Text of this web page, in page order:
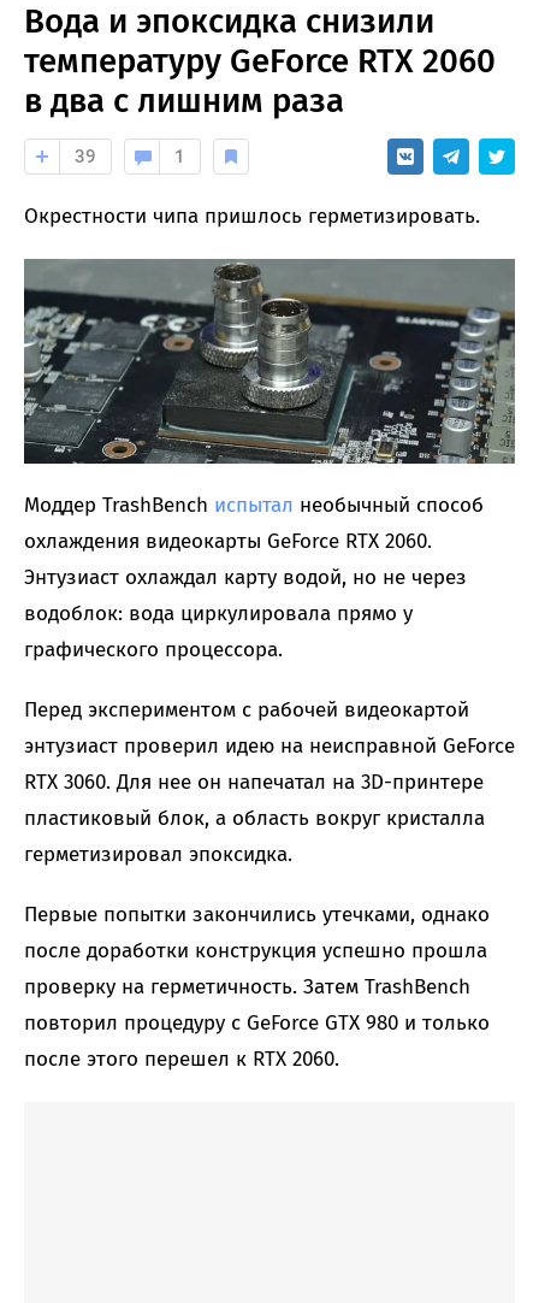
Вода и эпоксидка снизили
температуру GeForce RTX 2060
в два с лишним раза
39 1
Окрестности чипа пришлось герметизировать.
Моддер TrashBench испытал необычный способ
охлаждения видеокарты GeForce RTX 2060.
Энтузиаст охлаждал карту водой, но не через
водоблок: вода циркулировала прямо у
графического процессора.
Перед экспериментом с рабочей видеокартой
энтузиаст проверил идею на неисправной GeForce
RTX 3060. Для нее он напечатал на 3D-принтере
пластиковый блок, а область вокруг кристалла
герметизировал эпоксидка.
Первые попытки закончились утечками, однако
после доработки конструкция успешно прошла
проверку на герметичность. Затем TrashBench
повторил процедуру с GeForce GTX 980 и только
после этого перешел к RTX 2060.